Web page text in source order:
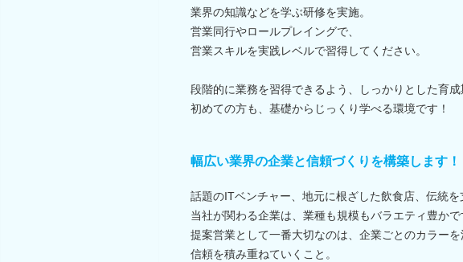
業界の知識などを学ぶ研修を実施。
営業同行やロールプレイングで、
営業スキルを実践レベルで習得してください。
段階的に業務を習得できるよう、しっかりとした育
初めての方も、基礎からじっくり学べる環境です！
幅広い業界の企業と信頼づくりを構築します！
話題のITベンチャー、地元に根ざした飲食店、伝統を
当社が関わる企業は、業種も規模もバラエティ豊かで
提案営業として一番大切なのは、企業ごとのカラー
信頼を積み重ねていくこと。